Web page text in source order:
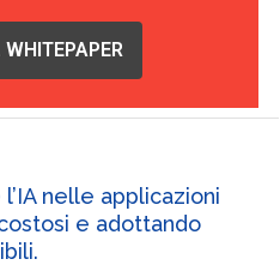
nelle applicazioni
e adottando